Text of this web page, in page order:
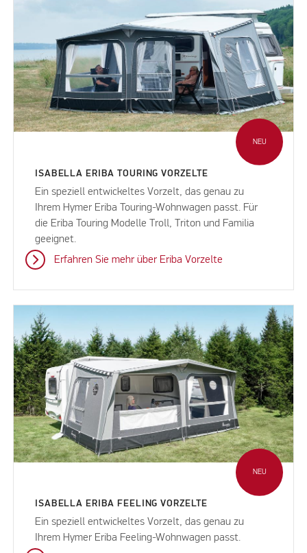
NEU
ISABELLA ERIBA TOURING VORZELTE
Ein speziell entwickeltes Vorzelt, das genau zu
Ihrem Hymer Eriba Touring-Wohnwagen passt. Für
die Eriba Touring Modelle Troll, Triton und Familia
geeignet.
Erfahren Sie mehr über Eriba Vorzelte
NEU
ISABELLA ERIBA FEELING VORZELTE
Ein speziell entwickeltes Vorzelt, das genau zu
Ihrem Hymer Eriba Feeling-Wohnwagen passt.